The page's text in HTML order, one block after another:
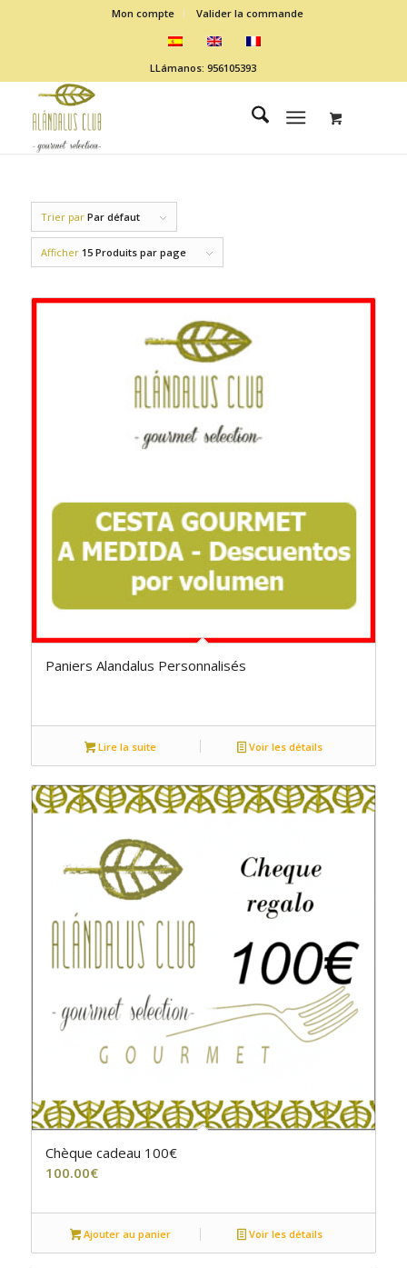
Mon compte Valider la commande
LLámanos: 956105393
Trier par Par défaut
Afficher 15 Produits par page
Paniers Alandalus Personnalisés
Lire la suite Voir les détails
Chèque cadeau 100€
100.00€
Ajouter au panier Voir les détails